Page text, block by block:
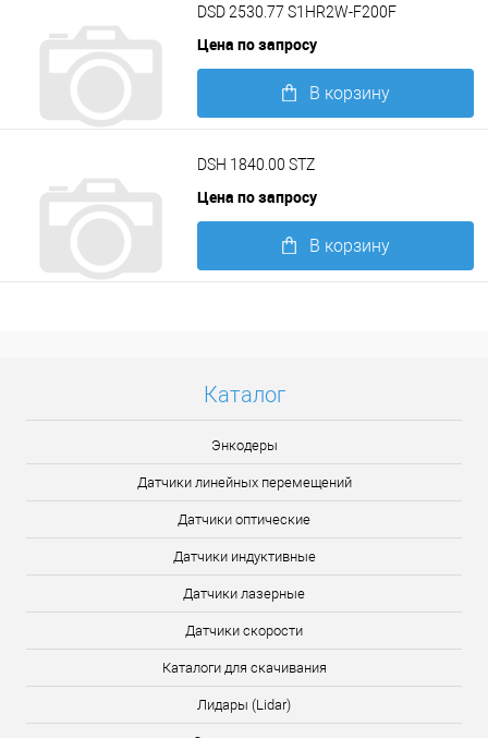
DSD 2530.77 S1HR2W-F200F
Цена по запросу
В корзину
DSH 1840.00 STZ
Цена по запросу
В корзину
Каталог
Энкодеры
Датчики линейных перемещений
Датчики оптические
Датчики индуктивные
Датчики лазерные
Датчики скорости
Каталоги для скачивания
Лидары (Lidar)